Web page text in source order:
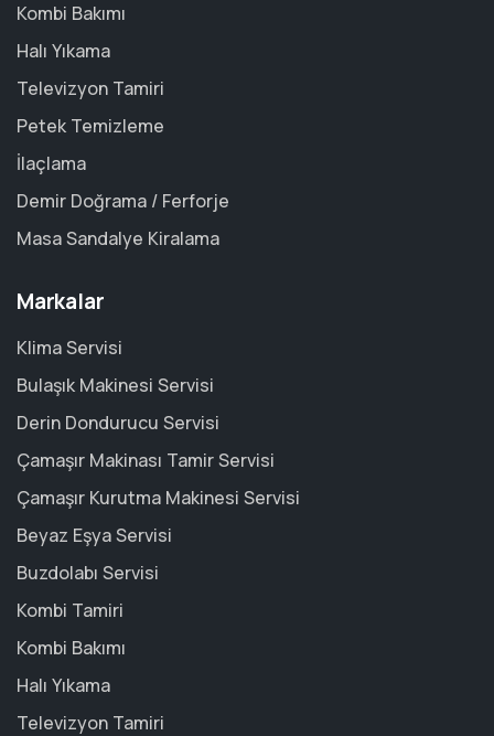
Kombi Bakımı
Halı Yıkama
Televizyon Tamiri
Petek Temizleme
İlaçlama
Demir Doğrama / Ferforje
Masa Sandalye Kiralama
Markalar
Klima Servisi
Bulaşık Makinesi Servisi
Derin Dondurucu Servisi
Çamaşır Makinası Tamir Servisi
Çamaşır Kurutma Makinesi Servisi
Beyaz Eşya Servisi
Buzdolabı Servisi
Kombi Tamiri
Kombi Bakımı
Halı Yıkama
Televizyon Tamiri